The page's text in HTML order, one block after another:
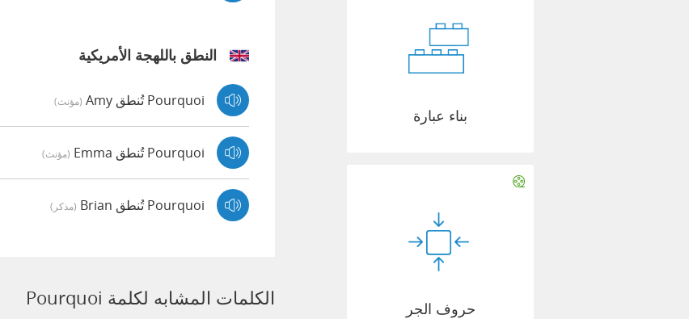
النطق باللهجة الأمريكية
Pourquoi تُنطق Amy (مؤنث)
Pourquoi تُنطق Emma (مؤنث)
Pourquoi تُنطق Brian (مذكر)
الكلمات المشابه لكلمة Pourquoi
بناء عبارة
حروف الجر